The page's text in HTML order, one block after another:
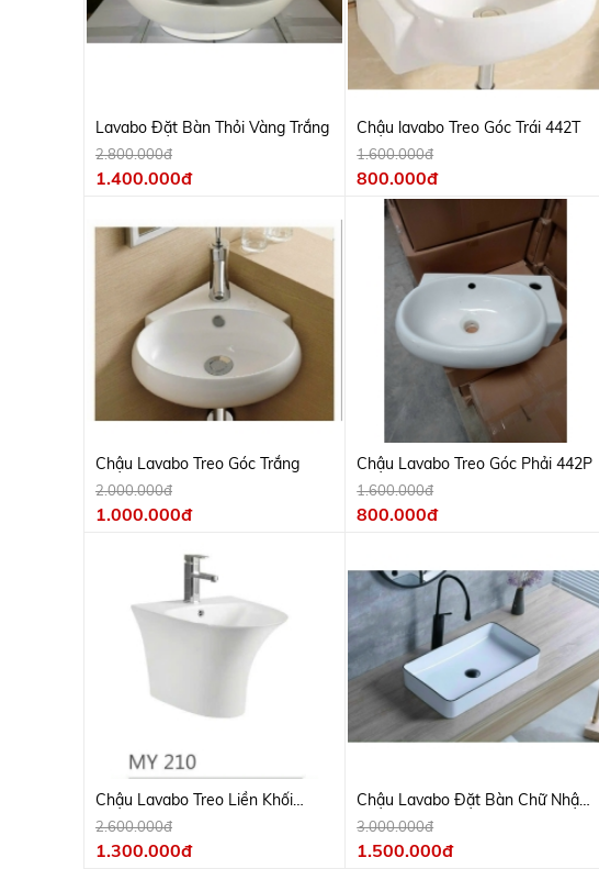
Lavabo Đặt Bàn Thỏi Vàng Trắng
2.800.000đ
1.400.000đ
Chậu lavabo Treo Góc Trái 442T
1.600.000đ
800.000đ
Chậu Lavabo Treo Góc Trắng
2.000.000đ
1.000.000đ
Chậu Lavabo Treo Góc Phải 442P
1.600.000đ
800.000đ
Chậu Lavabo Treo Liền Khối
Trắng
2.600.000đ
1.300.000đ
Chậu Lavabo Đặt Bàn Chữ Nhật
Trắng Viền Đen
3.000.000đ
1.500.000đ